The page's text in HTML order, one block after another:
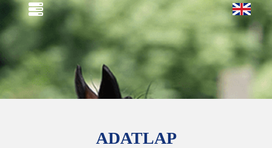
ADATLAP